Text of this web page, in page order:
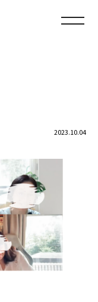
2023.10.04